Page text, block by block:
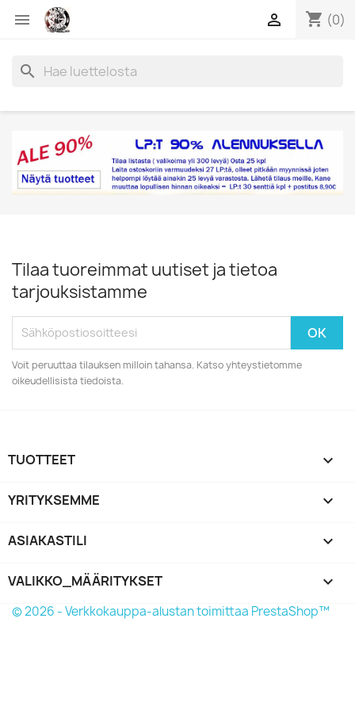
 shopping_cart (0)

search
Tilaa tuoreimmat uutiset ja tietoa
tarjouksistamme
Voit peruuttaa tilauksen milloin tahansa. Katso yhteystietomme
oikeudellisista tiedoista.
TUOTTEET 
YRITYKSEMME 
ASIAKASTILI 
VALIKKO_MÄÄRITYKSET keyboard_arrow_down
© 2026 - Verkkokauppa-alustan toimittaa PrestaShop™